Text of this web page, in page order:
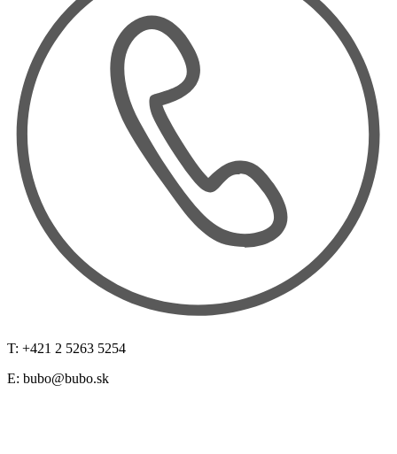
T: +421 2 5263 5254
E: bubo@bubo.sk